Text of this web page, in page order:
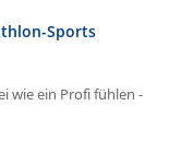
Sports
wie ein Profi fühlen -